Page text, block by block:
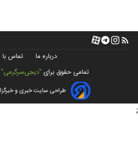
درباره ما
تماس با
تمامی حقوق برای "دیجی‌سرگرمی"
طراحی سایت خبری و
;